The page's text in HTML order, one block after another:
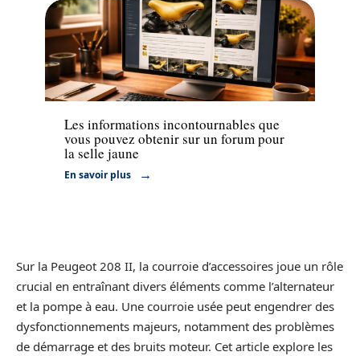
Actu
Les informations incontournables que
vous pouvez obtenir sur un forum pour
la selle jaune
En savoir plus
Sur la Peugeot 208 II, la courroie d’accessoires joue un rôle
crucial en entraînant divers éléments comme l’alternateur
et la pompe à eau. Une courroie usée peut engendrer des
dysfonctionnements majeurs, notamment des problèmes
de démarrage et des bruits moteur. Cet article explore les